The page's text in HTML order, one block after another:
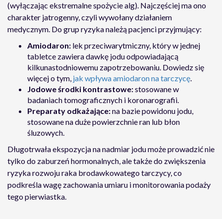
(wyłączając ekstremalne spożycie alg). Najczęściej ma ono
charakter jatrogenny, czyli wywołany działaniem
medycznym. Do grup ryzyka należą pacjenci przyjmujący:
Amiodaron: lek przeciwarytmiczny, który w jednej
tabletce zawiera dawkę jodu odpowiadającą
kilkunastodniowemu zapotrzebowaniu. Dowiedz się
więcej o tym, jak wpływa amiodaron na tarczycę.
Jodowe środki kontrastowe:stosowane w
badaniach tomograficznych i koronarografii.
Preparaty odkażające:na bazie powidonu jodu,
stosowane na duże powierzchnie ran lub błon
śluzowych.
Długotrwała ekspozycja na nadmiar jodu może prowadzić nie
tylko do zaburzeń hormonalnych, ale także do zwiększenia
ryzyka rozwoju raka brodawkowatego tarczycy, co
podkreśla wagę zachowania umiaru i monitorowania podaży
tego pierwiastka.